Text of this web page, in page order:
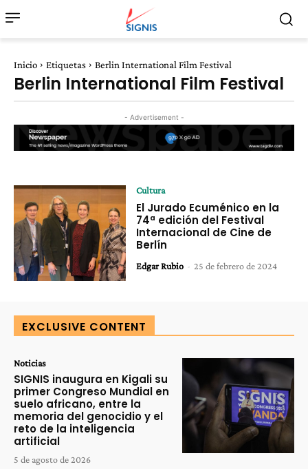
Inicio Etiquetas Berlin International Film Festival
Berlin International Film Festival
- Advertisement -
Cultura
El Jurado Ecuménico en la
74ª edición del Festival
Internacional de Cine de
Berlín
Edgar Rubio - 25 de febrero de 2024
EXCLUSIVE CONTENT
Noticias
SIGNIS inaugura en Kigali su
primer Congreso Mundial en
suelo africano, entre la
memoria del genocidio y el
reto de la inteligencia
artificial
5 de agosto de 2026